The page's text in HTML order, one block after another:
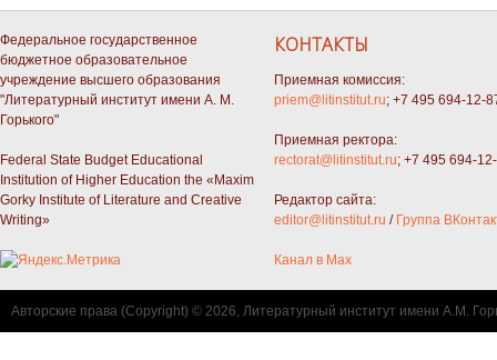
Федеральное государственное
бюджетное образовательное
учреждение высшего образования
"Литературный институт имени А. М.
Горького"
Federal State Budget Educational
Institution of Higher Education the «Maxim
Gorky Institute of Literature and Creative
Writing»
КОНТАКТЫ
Приемная комиссия:
priem@litinstitut.ru; +7 495 694-12-
Приемная ректора:
rectorat@litinstitut.ru; +7 495 694-
Редактор сайта:
editor@litinstitut.ru / Группа
Канал в Max
Авторские права (Copyright) © 2026, Литературный институт имени А.М.